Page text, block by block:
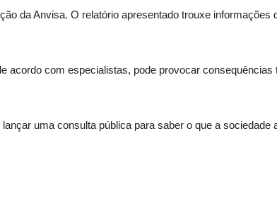
da Anvisa. O relatório apresentado trouxe
acordo com especialistas, pode provocar
uma consulta pública para saber o que a sociedade